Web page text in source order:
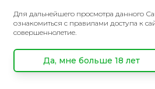
Для дальнейшего просмотра данного
ознакомиться с правилами доступа к
совершеннолетие.
Да, мне больше 18 лет